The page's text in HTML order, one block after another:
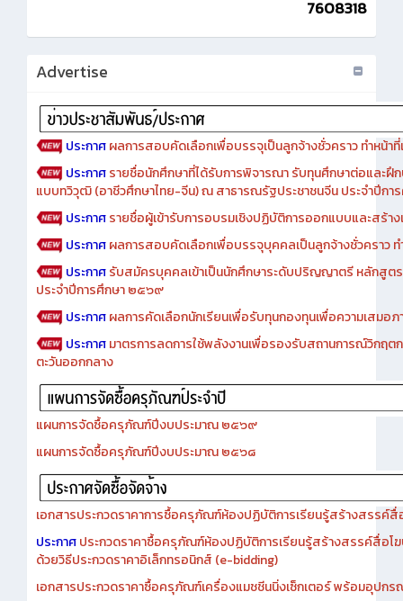
7608318
ประกาศผลการสอบคัดเลือกเพื่อบรรจุเป็นลูกจ้างชั่วคราว ทำหน้าที่
ประกาศ รายชื่อนักศึกษาที่ได้รับการพิจารณา รับทุนศึกษาต่อและฝึ
แบบทวิวุฒิ (อาชีวศึกษาไทย-จีน) ณ สาธารณรัฐประชาชนจีน ประจำปีก
ประกาศรายชื่อผู้เข้ารับการอบรมเชิงปฏิบัติการออกแบบและสร้า
ประกาศผลการสอบคัดเลือกเพื่อบรรจุบุคคลเป็นลูกจ้างชั่วคราว ท
ประกาศรับสมัครบุคคลเข้าเป็นนักศึกษาระดับปริญญาตรี หลักสูต
ประจำปีการศึกษา ๒๕๖๙
ประกาศผลการคัดเลือกนักเรียนเพื่อรับทุนกองทุนเพื่อความเสมอ
ประกาศมาตรการลดการใช้พลังงานเพื่อรองรับสถานการณ์วิกฤ
ตะวันออกกลาง
แผนการจัดซื้อครุภัณฑ์ปีงบประมาณ ๒๕๖๙
แผนการจัดซื้อครุภัณฑ์ปีงบประมาณ ๒๕๖๘
เอกสารประกวดราคาการซื้อครุภัณฑ์ห้องปฏิบัติการเรียนรู้สร้างสรรค์
ประกาศ ประกวดราคาซื้อครุภัณฑ์ห้องปฏิบัติการเรียนรู้สร้างสรรค์สื่อโ
ด้วยวิธีประกวดราคาอิเล็กทรอนิกส์ (e-bidding)